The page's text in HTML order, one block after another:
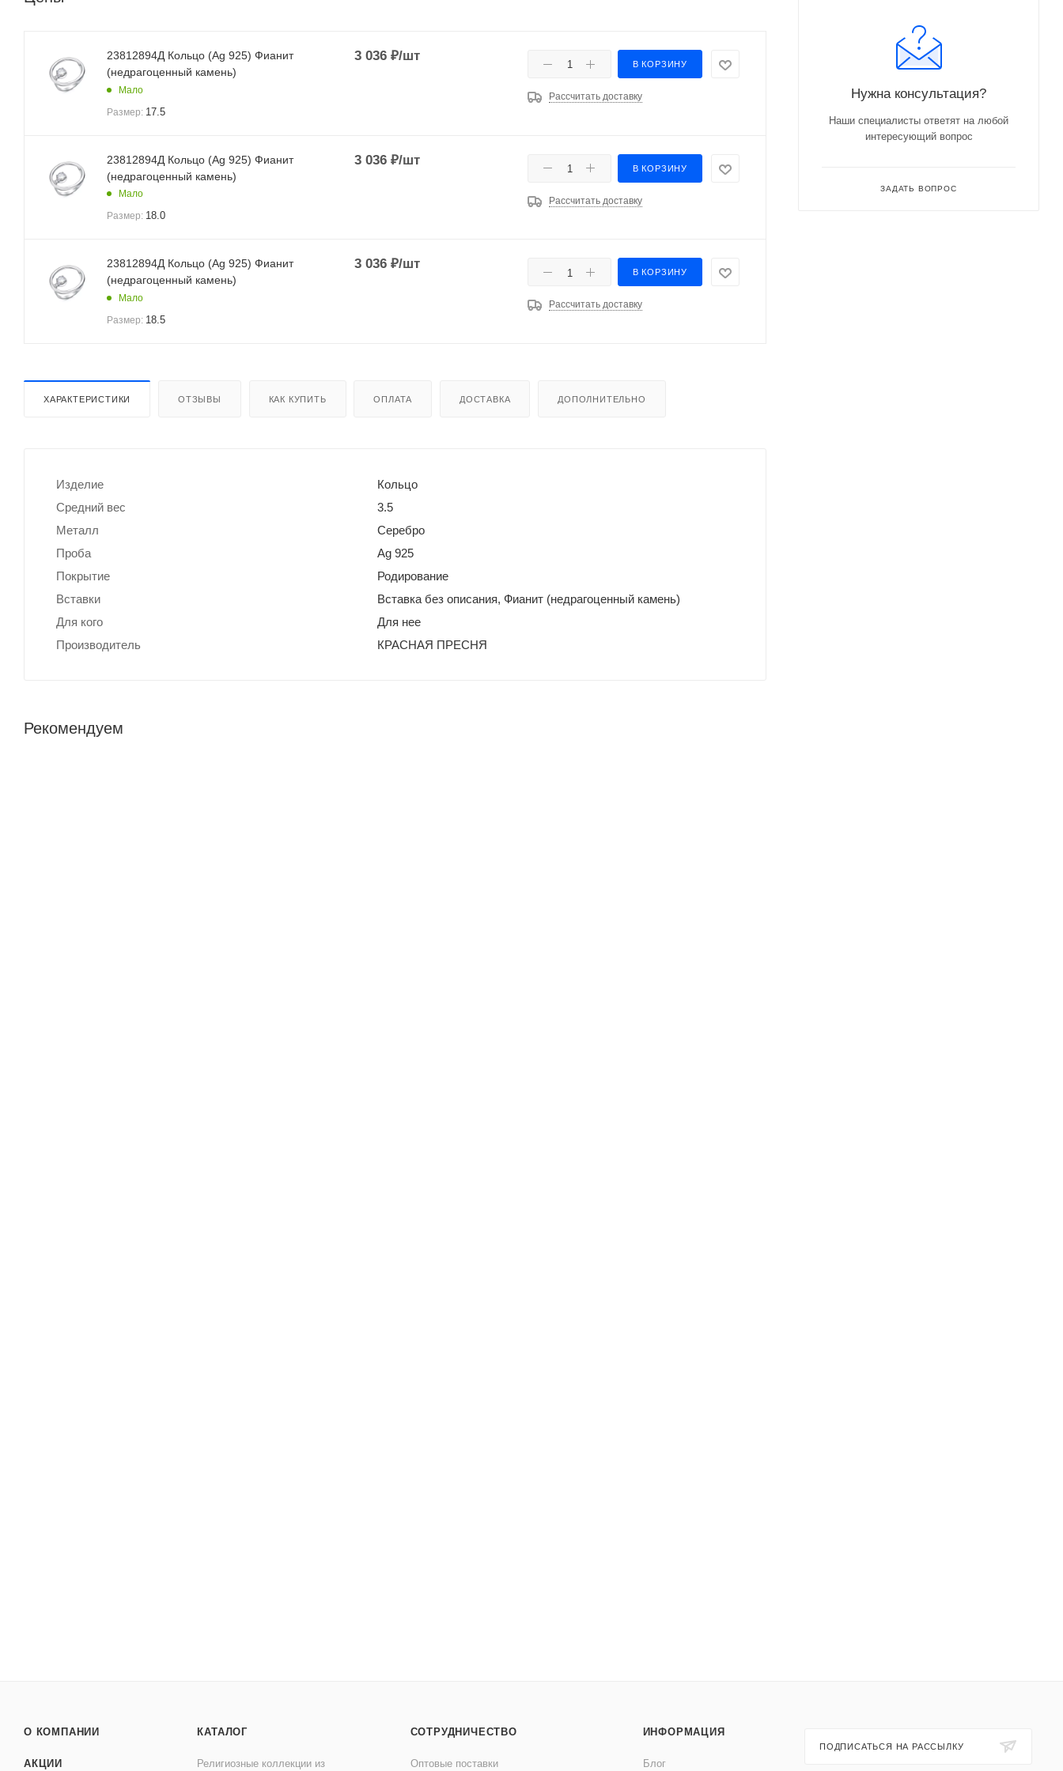
23812894Д Кольцо (Ag 925) Фианит
(недрагоценный камень)
Мало
Размер: 17.5
3 036₽/шт
В КОРЗИНУ
Рассчитать доставку
23812894Д Кольцо (Ag 925) Фианит
(недрагоценный камень)
Мало
Размер: 18.0
3 036₽/шт
В КОРЗИНУ
Рассчитать доставку
23812894Д Кольцо (Ag 925) Фианит
(недрагоценный камень)
Мало
Размер: 18.5
3 036₽/шт
В КОРЗИНУ
Рассчитать доставку
ХАРАКТЕРИСТИКИ ОТЗЫВЫ КАК КУПИТЬ ОПЛАТА ДОСТАВКА ДОПОЛНИТЕЛЬНО
Изделие
Кольцо
Средний вес
3.5
Металл
Серебро
Проба
Ag 925
Покрытие
Родирование
Вставки
Вставка без описания, Фианит (недрагоценный камень)
Для кого
Для нее
Производитель
КРАСНАЯ ПРЕСНЯ
Рекомендуем
Нужна консультация?
Наши специалисты ответят на любой
интересующий вопрос
ЗАДАТЬ ВОПРОС
О КОМПАНИИ
АКЦИИ
КАТАЛОГ
Религиозные коллекции из
СОТРУДНИЧЕСТВО
Оптовые поставки
ИНФОРМАЦИЯ
Блог
ПОДПИСАТЬСЯ НА РАССЫЛКУ